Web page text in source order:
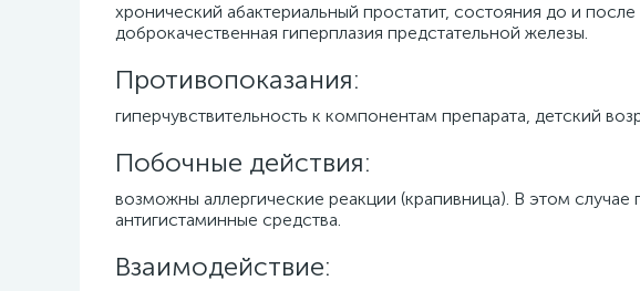
хронический абактериальный простатит, состояния до и
доброкачественная гиперплазия предстательной железы.
Противопоказания:
гиперчувствительность к компонентам препарата, детский
Побочные действия:
возможны аллергические реакции (крапивница). В этом
антигистаминные средства.
Взаимодействие: